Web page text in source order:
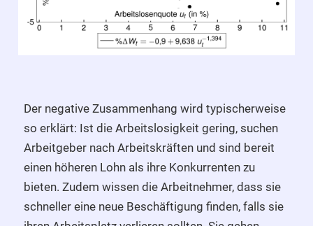
Der negative Zusammenhang wird typischerweise
so erklärt: Ist die Arbeitslosigkeit gering, suchen
Arbeitgeber nach Arbeitskräften und sind bereit
einen höheren Lohn als ihre Konkurrenten zu
bieten. Zudem wissen die Arbeitnehmer, dass sie
schneller eine neue Beschäftigung finden, falls sie